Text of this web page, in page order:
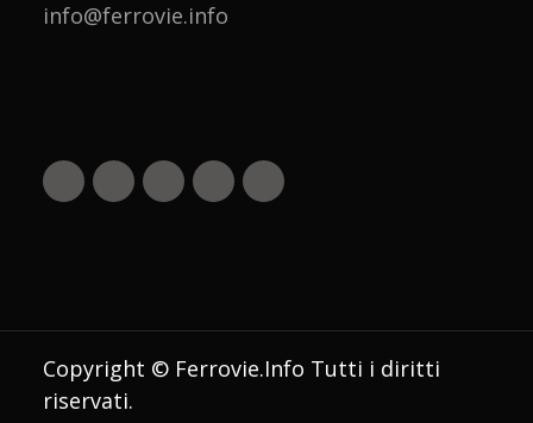
info@ferrovie.info
Copyright © Ferrovie.Info Tutti i diritti
riservati.